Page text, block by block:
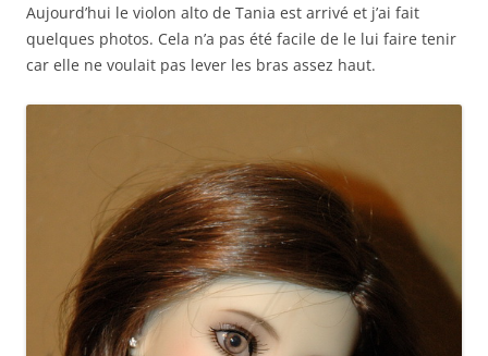
Aujourd’hui le violon alto de Tania est arrivé et j’ai fait
quelques photos. Cela n’a pas été facile de le lui faire tenir
car elle ne voulait pas lever les bras assez haut.